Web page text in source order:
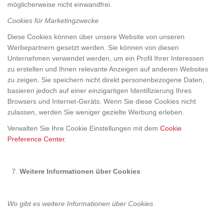
möglicherweise nicht einwandfrei.
Cookies für Marketingzwecke
Diese Cookies können über unsere Website von unseren
Werbepartnern gesetzt werden. Sie können von diesen
Unternehmen verwendet werden, um ein Profil Ihrer Interessen
zu erstellen und Ihnen relevante Anzeigen auf anderen Websites
zu zeigen. Sie speichern nicht direkt personenbezogene Daten,
basieren jedoch auf einer einzigartigen Identifizierung Ihres
Browsers und Internet-Geräts. Wenn Sie diese Cookies nicht
zulassen, werden Sie weniger gezielte Werbung erleben.
Verwalten Sie Ihre Cookie Einstellungen mit dem Cookie
Preference Center.
Weitere Informationen über Cookies
Wo gibt es weitere Informationen über Cookies